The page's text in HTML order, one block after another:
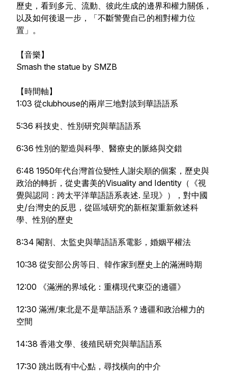
歷史，看到多元、流動、彼此生成的邊界和權力關係，
以及如何後退一步，「不斷警覺自己的相對權力位
置」。
【音樂】
Smash the statue by SMZB
【時間軸】
1:03 從clubhouse的兩岸三地對談到華語語系
5:36 科技史、性別研究與華語語系
6:36 性別的塑造與科學、醫療史的脈絡與交錯
6:48 1950年代台灣首位變性人謝尖順的個案，歷史與
政治的轉折，從史書美的Visuality and Identity（《視
覺與認同：跨太平洋華語語系表述. 呈現》），對中國
史/台灣史的反思，從區域研究的新框架重新敘述科
學、性別的歷史
8:34 閹割、太監史與華語語系電影，婚姻平權法
10:38 從安部公房等日、韓作家到歷史上的滿洲時期
12:00 《滿洲的界域化：重構現代東亞的邊疆》
12:30 滿洲/東北是不是華語語系？邊疆和政治權力的
空間
14:38 香港文學、後殖民研究與華語語系
17:30 跳出既有中心點，尋找橫向的中介